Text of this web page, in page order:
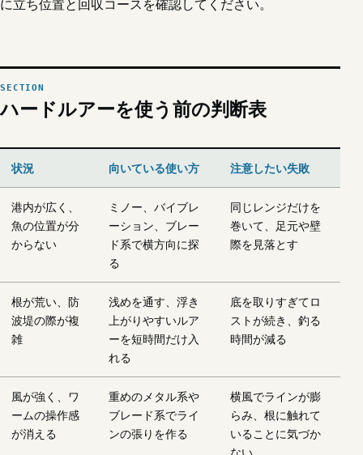
に立ち位置と回収コースを確認してください。
ハードルアーを使う前の判断表
状況 向いている使い方 注意したい失敗
港内が広く、
魚の位置が分
からない
ミノー、バイブレ
ーション、ブレー
ド系で横方向に探
る
同じレンジだけを
巻いて、足元や壁
際を見落とす
根が荒い、防
波堤の際が複
雑
浅めを通す、浮き
上がりやすいルア
ーを短時間だけ入
れる
底を取りすぎてロ
ストが続き、釣る
時間が減る
風が強く、ワ
ームの操作感
が消える
重めのメタル系や
ブレード系でライ
ンの張りを作る
横風でラインが膨
らみ、根に触れて
いることに気づか